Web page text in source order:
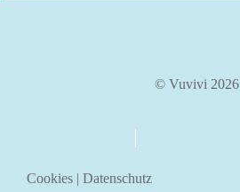
© Vuvivi 2026
Cookies | Datenschutz